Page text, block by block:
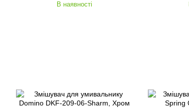
В наявності